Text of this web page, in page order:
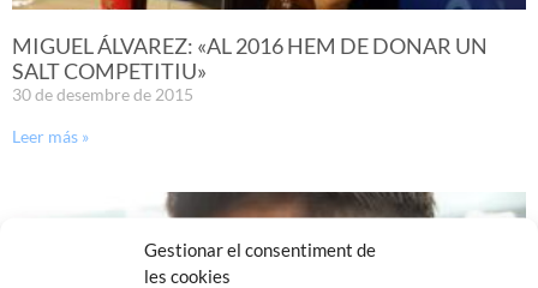
Gestionar el consentiment de
les cookies
MIGUEL ÁLVAREZ: «AL 2016 HEM DE DONAR UN
SALT COMPETITIU»
30 de desembre de 2015
Leer más »